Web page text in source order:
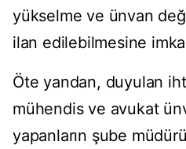
yükselme ve ünvan
ilan edilebilmesine
Öte yandan, duyulan
mühendis ve avukat
yapanların şube